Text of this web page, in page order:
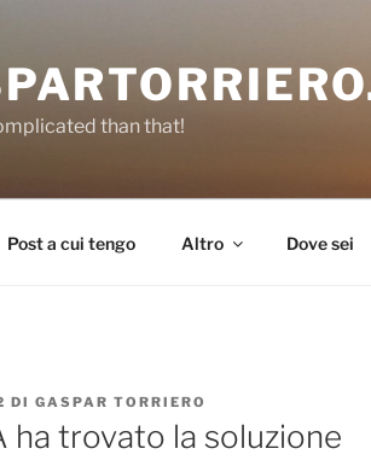
than that!
Post a cui tengo Altro Dove sei
DI GASPAR TORRIERO
ha trovato la soluzione